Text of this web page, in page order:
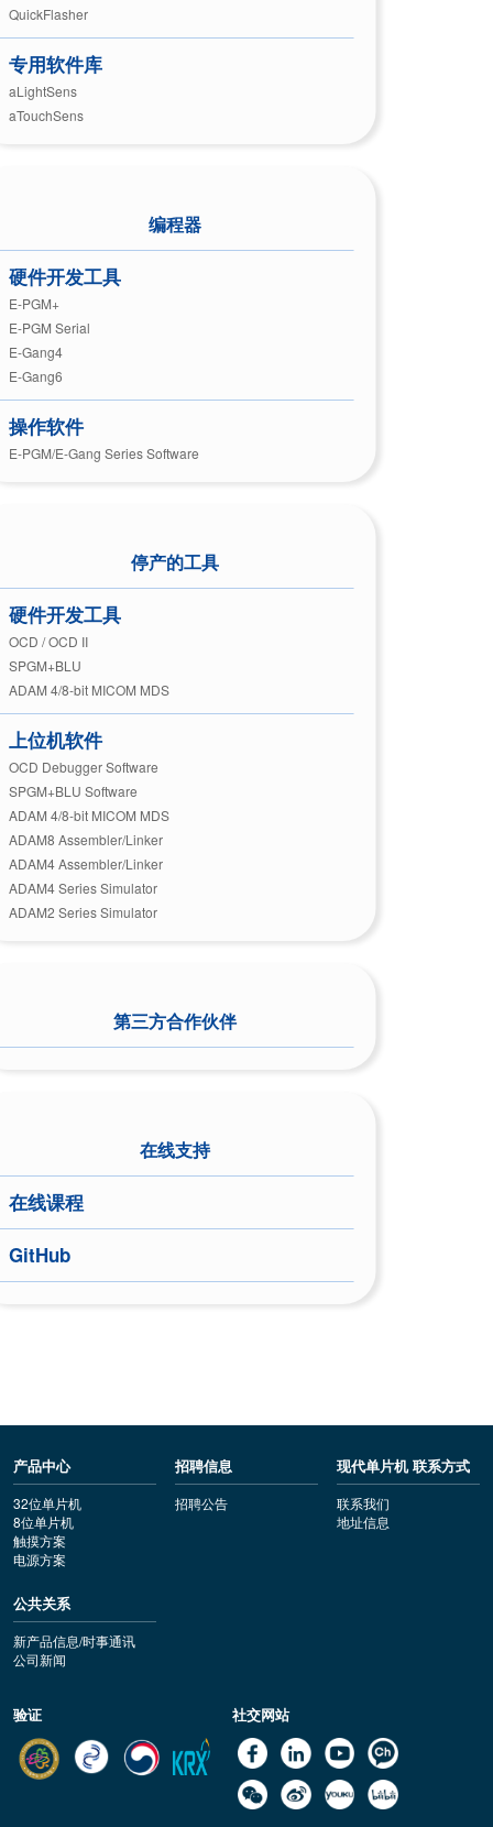
QuickFlasher
专用软件库
aLightSens
aTouchSens
编程器
硬件开发工具
E-PGM+
E-PGM Serial
E-Gang4
E-Gang6
操作软件
E-PGM/E-Gang Series Software
停产的工具
硬件开发工具
OCD / OCD II
SPGM+BLU
ADAM 4/8-bit MICOM MDS
上位机软件
OCD Debugger Software
SPGM+BLU Software
ADAM 4/8-bit MICOM MDS
ADAM8 Assembler/Linker
ADAM4 Assembler/Linker
ADAM4 Series Simulator
ADAM2 Series Simulator
第三方合作伙伴
在线支持
在线课程
GitHub
产品中心
32位单片机
8位单片机
触摸方案
电源方案
招聘信息
招聘公告
现代单片机 联系方式
联系我们
地址信息
公共关系
新产品信息/时事通讯
公司新闻
验证 社交网站